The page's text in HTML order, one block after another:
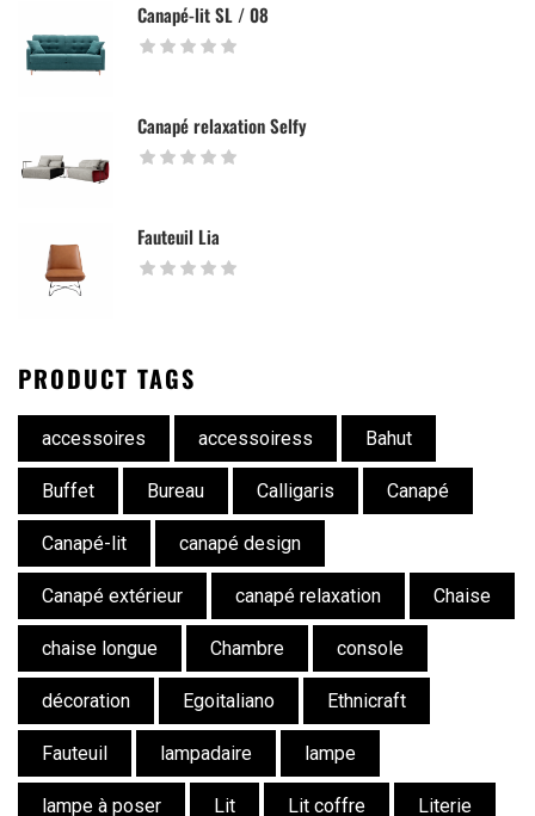
Canapé-lit SL / 08
Canapé relaxation Selfy
Fauteuil Lia
PRODUCT TAGS
accessoires accessoiress Bahut
Buffet Bureau Calligaris Canapé
Canapé-lit canapé design
Canapé extérieur canapé relaxation Chaise
chaise longue Chambre console
décoration Egoitaliano Ethnicraft
Fauteuil lampadaire lampe
lampe à poser Lit Lit coffre Literie